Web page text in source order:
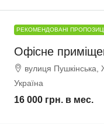
РЕКОМЕНДОВАНІ
Офісне
вулиця
Україна
16 000 грн. в мес.